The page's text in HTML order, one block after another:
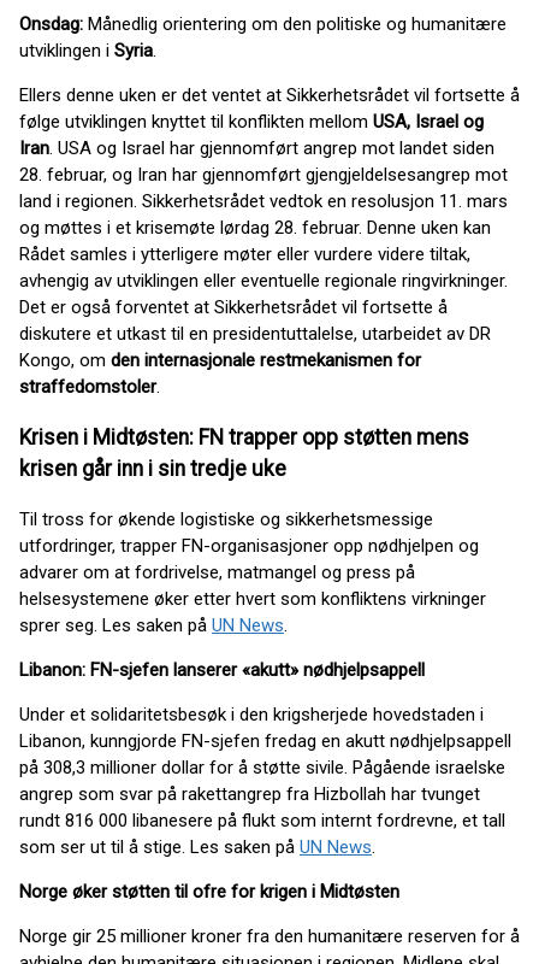
Onsdag: Månedlig orientering om den politiske og humanitære
utviklingen i Syria.
Ellers denne uken er det ventet at Sikkerhetsrådet vil fortsette å
følge utviklingen knyttet til konflikten mellom USA, Israel og
Iran. USA og Israel har gjennomført angrep mot landet siden
28. februar, og Iran har gjennomført gjengjeldelsesangrep mot
land i regionen. Sikkerhetsrådet vedtok en resolusjon 11. mars
og møttes i et krisemøte lørdag 28. februar. Denne uken kan
Rådet samles i ytterligere møter eller vurdere videre tiltak,
avhengig av utviklingen eller eventuelle regionale ringvirkninger.
Det er også forventet at Sikkerhetsrådet vil fortsette å
diskutere et utkast til en presidentuttalelse, utarbeidet av DR
Kongo, om den internasjonale restmekanismen for
straffedomstoler.
Krisen i Midtøsten: FN trapper opp støtten mens
krisen går inn i sin tredje uke
Til tross for økende logistiske og sikkerhetsmessige
utfordringer, trapper FN-organisasjoner opp nødhjelpen og
advarer om at fordrivelse, matmangel og press på
helsesystemene øker etter hvert som konfliktens virkninger
sprer seg. Les saken på UN News
Libanon: FN-sjefen lanserer «akutt» nødhjelpsappell
Under et solidaritetsbesøk i den krigsherjede hovedstaden i
Libanon, kunngjorde FN-sjefen fredag en akutt nødhjelpsappell
på 308,3 millioner dollar for å støtte sivile. Pågående israelske
angrep som svar på rakettangrep fra Hizbollah har tvunget
rundt 816 000 libanesere på flukt som internt fordrevne, et tall
som ser ut til å stige. Les saken på UN News
Norge øker støtten til ofre for krigen i Midtøsten
Norge gir 25 millioner kroner fra den humanitære reserven for å